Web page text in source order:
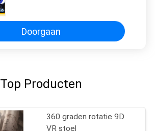
Spelersupermarkt Draadloze
Doorgaan
Top Producten
360 graden rotatie 9D
VR stoel